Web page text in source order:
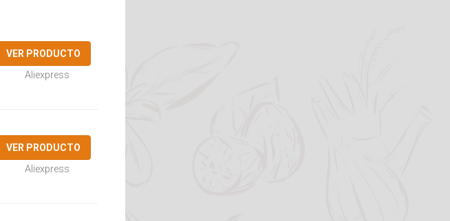
VER PRODUCTO
Aliexpress
VER PRODUCTO
Aliexpress